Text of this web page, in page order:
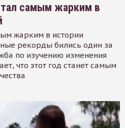
самым жарким в
жарким в истории
рекорды бились один за
по изучению изменения
что этот год станет самым